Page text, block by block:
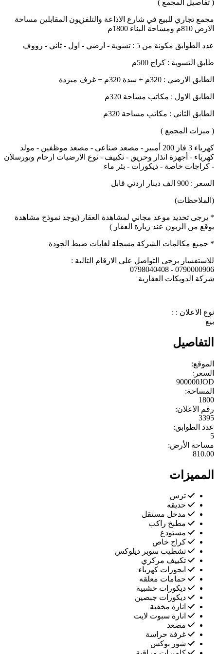
( تفاصيل المجمع )
مجمع تجاري للبيع في شارع الاذاعة والتلفزيون المقابلين مساحة
الارض 810م ومساحة البناء 1800م
عدد الطوابق مكونة من 5 : تسوية - ارضي - اول - ثاني - رووف
طابق التسوية : كراج 500م
الطابق الارضي : 320م + سدة 320م + غرف مبردة
الطابق الاول : مكاتب مساحة 320م
الطابق الثاني : مكاتب مساحة 320م
( ميزات المجمع )
كهرباء 3 فاز 200 أمبير - مصعد صناعي - مصعد موظفين - مولد
كهرباء - أجهزة انذار وحريق - تكييف - نوع الارضيات ارخام وبورسلان
- كراجات خاصة - ديكورات - بئر ماء
السعر : 900 الف دينار اردني قابل
(الملاحظات)
* يرجى تحديد موعد مجاني لمشاهدة العقار (يوجد نموذج مشاهدة
يوقع من الزبون عند زيارة العقار )
* جميع مكالمات الشركة مسجلة لغايات ضبط الجودة
للاستفسار يرجى التواصل على الارقام التالية :
0790000906 - 0798040408
شركة الدويكات العقارية
نوع الاعلان : :
بيع
التفاصيل
الموقع:
السعر:
900000JOD
المساحة:
1800
رقم الاعلان:
3395
عدد الطوابق:
5
مساحة الأرض:
810.00
المميزات
ترس
حديقه
‏‏مدخل مستقل ‏
‏مطبخ راكب ‏
مستودع
‏كراج خاص ‏
‏تشطيب سوبر ديلوكس ‏
‏تكييف مركزي ‏
‏ابجورات كهرباء ‏
‏حمامات معلقه ‏
‏ديكورات ‏خشبية ‏
‏ديكورات ‏جبصين ‏
‏‏انارة ‏مخفية ‏
‏‏انارة ‏سبوت لايت ‏
مصعد
غرفة حراسة
شور بوكس